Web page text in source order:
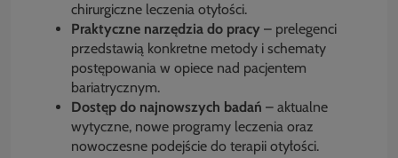
chirurgiczne leczenia otyłości.
Praktyczne narzędzia do pracy – prelegenci
przedstawią konkretne metody i schematy
postępowania w opiece nad pacjentem
bariatrycznym.
Dostęp do najnowszych badań – aktualne
wytyczne, nowe programy leczenia oraz
nowoczesne podejście do terapii otyłości.